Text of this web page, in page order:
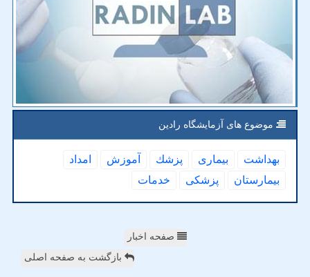
موضوع های آزمایشگاه رادین
بهداشت بیماری پزشك آموزش
امداد
بیمارستان
پزشكی خدمات
صفحه اخبار
بازگشت به صفحه اصلی